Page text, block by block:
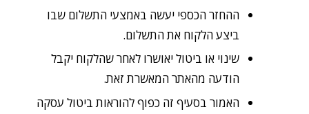
ההחזר הכספי יעשה באמצעי התשלום שבו
ביצע הלקוח את התשלום.
שינוי או ביטול יאושרו לאחר שהלקוח יקבל
הודעה מהאתר המאשרת זאת.
האמור בסעיף זה כפוף להוראות ביטול עסקה